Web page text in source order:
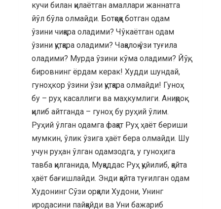
кучи билан қилаётган амаллари жаннатга
йўл бўла олмайди. Ботқоққа ботган одам
ўзини чиқара оладими? Чўкаётган одам
ўзини қутқара оладими? Чақалоқ ўзи туғила
оладими? Мурда ўзини кўма оладими? Йўқ,
бировнинг ёрдам керак! Худди шундай,
гуноҳкор ўзини ўзи қутқара олмайди! Гуноҳ
бу – руҳ касаллиги ва маҳкумлиги. Аниқроқ
қилиб айтганда – гуноҳ бу руҳий ўлим.
Руҳий ўлган одамга фақат Руҳ ҳаёт бериши
мумкин, ўлик ўзига ҳаёт бера олмайди. Шу
учун руҳан ўлган одамзодга, у гуноҳига
тавба қилганида, Муқаддас Руҳ қуйилиб, қайта
ҳаёт бағишлайди. Энди қайта туғилган одам
Худонинг Сўзи орқали Худони, Унинг
иродасини пайқайди ва Уни бажариб